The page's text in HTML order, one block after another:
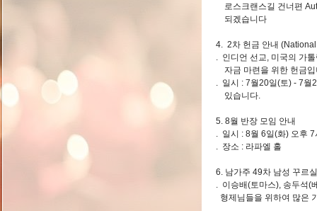
로스크랜스길 건너편
되겠습니다
4. 2차 헌금 안내
. 인디언 선교, 미국의 가
자금 마련을 위한 헌금입
. 일시 : 7월20일(토) - 7월
있습니다.
5. 8월 반장 모임 안내
. 일시 : 8월 6일(화) 오
. 장소 : 라파엘 홀
6. 남가주 49차 남성 꾸르
. 이승배(토마스), 송두석(
형제님들을 위하여 많은